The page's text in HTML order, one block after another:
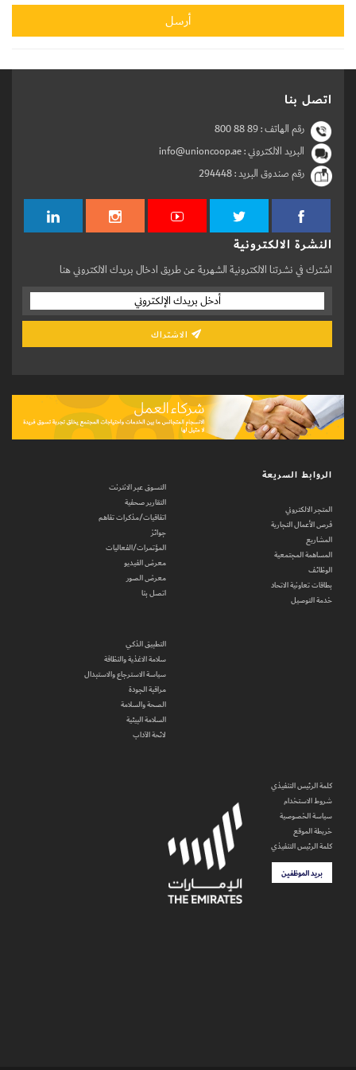
اتصل بنا
رقم الهاتف :800 88 89
البريد الالكتروني : info@unioncoop.ae
رقم صندوق البريد :294448
النشرة الالكترونية
اشترك في نشرتنا الالكترونية الشهرية عن طريق ادخال بريدك الالكتروني هنا
الروابط السريعة
المتجر الالكتروني
فرص الأعمال التجارية
المشاريع
المساهمة المجتمعية
الوظائف
بطاقات تعاونية الاتحاد
خدمة التوصيل
التسوق عبر الانترنت
التقارير صحفية
اتفاقيات/مذكرات تفاهم
جوائز
المؤتمرات/الفعاليات
معرض الفيديو
معرض الصور
اتصل بنا
التطبيق الذكي
سلامة الاغذية والنظافة
سياسة الاسترجاع والاستبدال
مراقبة الجودة
الصحة والسلامة
السلامة البيئية
لائحة الآداب
كلمة الرئيس التنفيذي
شروط الاستخدام
سياسة الخصوصية
خريطة الموقع
كلمة الرئيس التنفيذي
بريد الموظفين